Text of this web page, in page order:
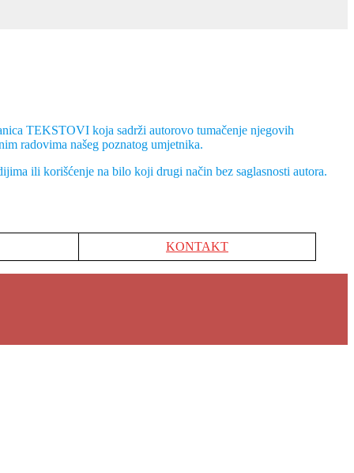
TEKSTOVI koja sadrži autorovo tumačenje njegovih
radovima našeg poznatog umjetnika.
ili korišćenje na bilo koji drugi način bez saglasnosti autora.
KONTAKT